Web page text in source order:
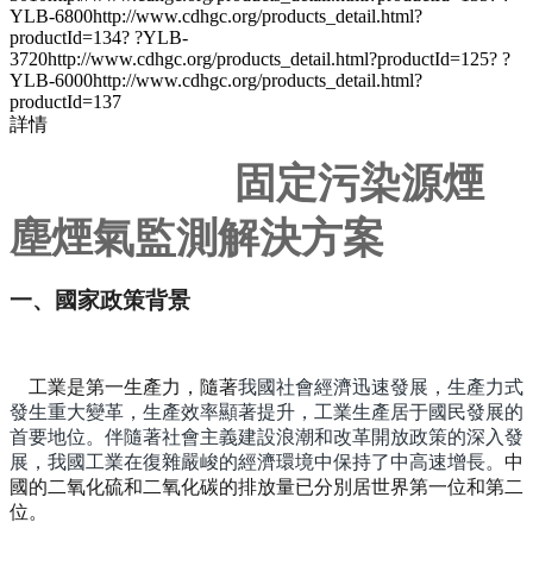
YLB-6800http://www.cdhgc.org/products_detail.html?
productId=134? ?YLB-
3720http://www.cdhgc.org/products_detail.html?productId=125? ?
YLB-6000http://www.cdhgc.org/products_detail.html?
productId=137
詳情
固定污染源煙
塵煙氣監測解決方案
一、國家政策背景
工業是第一生產力，隨著我國社會經濟迅速發展，生產力式
發生重大變革，生產效率顯著提升，工業生產居于國民發展的
首要地位。伴隨著社會主義建設浪潮和改革開放政策的深入發
展，我國工業在復雜嚴峻的經濟環境中保持了中高速增長。 中
國的二氧化硫和二氧化碳的排放量已分別居世界第一位和第二
位。